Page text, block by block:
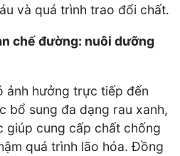
và quá trình trao đổi chất.
chế đường: nuôi dưỡng
ảnh hưởng trực tiếp đến
bổ sung đa dạng rau xanh,
giúp cung cấp chất chống
quá trình lão hóa. Đồng